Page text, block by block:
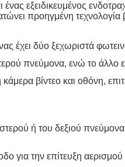
εξειδικευμένος
προηγμένη τεχνολογία
έχει δύο ξεχωριστά
πνεύμονα, ενώ το άλλο
βίντεο και οθόνη,
ή του δεξιού
για την επίτευξη